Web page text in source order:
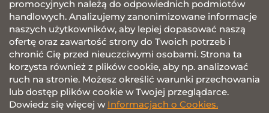
promocyjnych należą do odpowiednich podmiotów
handlowych. Analizujemy zanonimizowane informacje
naszych użytkowników, aby lepiej dopasować naszą
ofertę oraz zawartość strony do Twoich potrzeb i
chronić Cię przed nieuczciwymi osobami. Strona ta
korzysta również z plików cookie, aby np. analizować
ruch na stronie. Możesz określić warunki przechowania
lub dostęp plików cookie w Twojej przeglądarce.
Dowiedz się więcej w Informacjach o Cookies.